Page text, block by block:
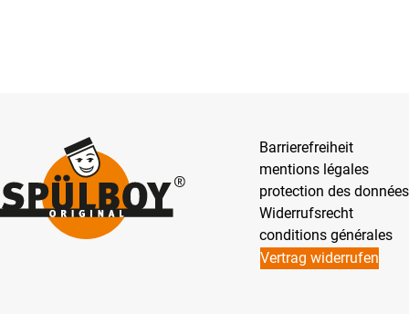
Barrierefreiheit
mentions légales
protection des données
Widerrufsrecht
conditions générales
Vertrag widerrufen